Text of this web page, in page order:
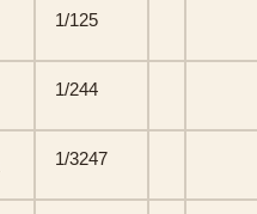
1/125
1/244
1/3247